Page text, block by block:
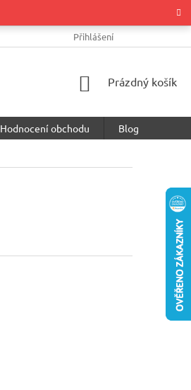
PODMÍNKY OCHRANY OSOBNÍCH
Přihlášení
NÁKUPNÍ
Prázdný košík
Hodnocení obchodu
Blog